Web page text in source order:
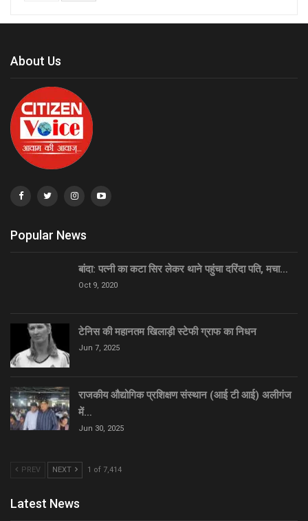
About Us
Popular News
बांदा: पत्नी का कटा सिर लेकर थाने पहुंचा दरिंदा पति, मचा…
Oct 9, 2020
टेनिस की महानतम खिलाड़ी स्टेफी ग्राफ का निधन
Jun 7, 2025
राजकीय औद्योगिक प्रशिक्षण संस्थान (आई टी आई) अलीगंज
में…
Jun 30, 2025
PREV NEXT 1 of 7,414
Latest News